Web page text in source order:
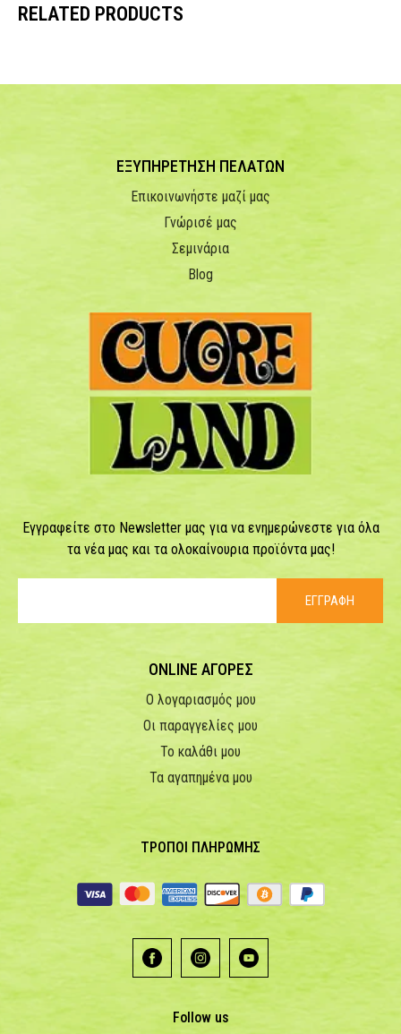
RELATED PRODUCTS
ΕΞΥΠΗΡΕΤΗΣΗ ΠΕΛΑΤΩΝ
Επικοινωνήστε μαζί μας
Γνώρισέ μας
Σεμινάρια
Blog
Εγγραφείτε στο Newsletter μας για να ενημερώνεστε για όλα
τα νέα μας και τα ολοκαίνουρια προϊόντα μας!
ΕΓΓΡΑΦΗ
ONLINE ΑΓΟΡΕΣ
Ο λογαριασμός μου
Οι παραγγελίες μου
Το καλάθι μου
Τα αγαπημένα μου
ΤΡΟΠΟΙ ΠΛΗΡΩΜΗΣ
Follow us